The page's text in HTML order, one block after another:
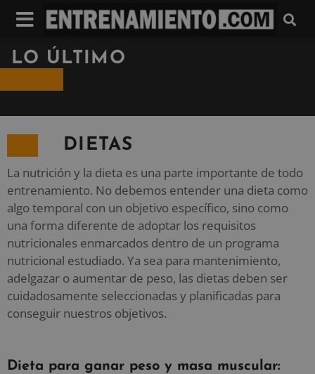
LO ÚLTIMO
DIETAS
La nutrición y la dieta es una parte importante de todo
entrenamiento. No debemos entender una dieta como
algo temporal con un objetivo específico, sino como
una forma diferente de adoptar los requisitos
nutricionales enmarcados dentro de un programa
nutricional estudiado. Ya sea para mantenimiento,
adelgazar o aumentar de peso, las dietas deben ser
cuidadosamente seleccionadas y planificadas para
conseguir nuestros objetivos.
Dieta para ganar peso y masa muscular: